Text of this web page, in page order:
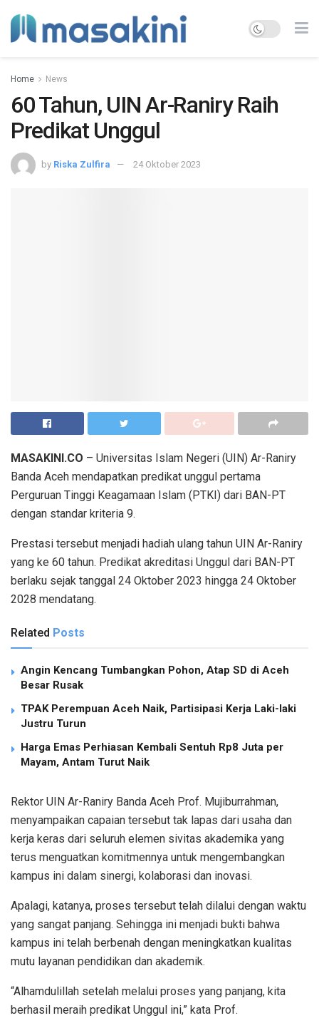
Home News
60 Tahun, UIN Ar-Raniry Raih
Predikat Unggul
by Riska Zulfira 24 Oktober 2023
MASAKINI.CO – Universitas Islam Negeri (UIN) Ar-Raniry
Banda Aceh mendapatkan predikat unggul pertama
Perguruan Tinggi Keagamaan Islam (PTKI) dari BAN-PT
dengan standar kriteria 9.
Prestasi tersebut menjadi hadiah ulang tahun UIN Ar-Raniry
yang ke 60 tahun. Predikat akreditasi Unggul dari BAN-PT
berlaku sejak tanggal 24 Oktober 2023 hingga 24 Oktober
2028 mendatang.
Related Posts
Angin Kencang Tumbangkan Pohon, Atap SD di Aceh
Besar Rusak
TPAK Perempuan Aceh Naik, Partisipasi Kerja Laki-laki
Justru Turun
Harga Emas Perhiasan Kembali Sentuh Rp8 Juta per
Mayam, Antam Turut Naik
Rektor UIN Ar-Raniry Banda Aceh Prof. Mujiburrahman,
menyampaikan capaian tersebut tak lapas dari usaha dan
kerja keras dari seluruh elemen sivitas akademika yang
terus menguatkan komitmennya untuk mengembangkan
kampus ini dalam sinergi, kolaborasi dan inovasi.
Apalagi, katanya, proses tersebut telah dilalui dengan waktu
yang sangat panjang. Sehingga ini menjadi bukti bahwa
kampus ini telah berbenah dengan meningkatkan kualitas
mutu layanan pendidikan dan akademik.
“Alhamdulillah setelah melalui proses yang panjang, kita
berhasil meraih predikat Unggul ini,” kata Prof.